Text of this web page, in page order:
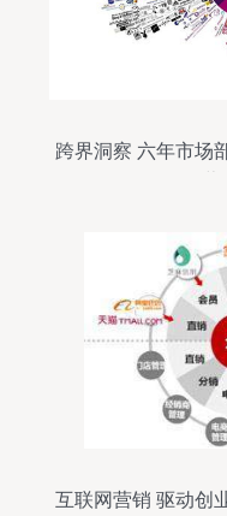
跨界洞察 六年市场
互联网营销 驱动创